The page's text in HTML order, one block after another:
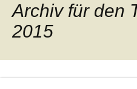
Archiv für den
2015